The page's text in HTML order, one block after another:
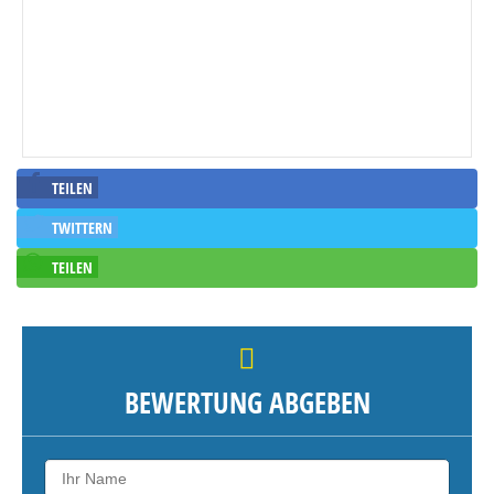
TEILEN
TWITTERN
TEILEN
BEWERTUNG ABGEBEN